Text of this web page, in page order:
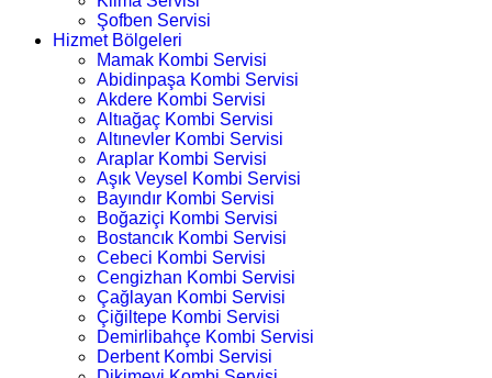
Şofben Servisi
Hizmet Bölgeleri
Mamak Kombi Servisi
Abidinpaşa Kombi Servisi
Akdere Kombi Servisi
Altıağaç Kombi Servisi
Altınevler Kombi Servisi
Araplar Kombi Servisi
Aşık Veysel Kombi Servisi
Bayındır Kombi Servisi
Boğaziçi Kombi Servisi
Bostancık Kombi Servisi
Cebeci Kombi Servisi
Cengizhan Kombi Servisi
Çağlayan Kombi Servisi
Çiğiltepe Kombi Servisi
Demirlibahçe Kombi Servisi
Derbent Kombi Servisi